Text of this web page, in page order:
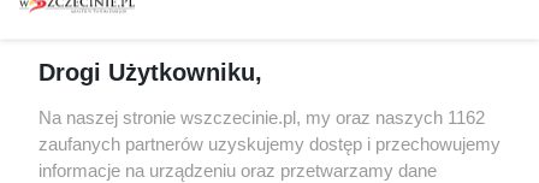
Spacery i oprowadzania
targi
Wernisaże
Więcej
Specjalny koncert z okazji
20. urodzin portalu
wSzczecinie.pl
Drogi Użytkowniku,
Na naszej stronie wszczecinie.pl, my oraz naszych 1162
zaufanych partnerów uzyskujemy dostęp i przechowujemy
informacje na urządzeniu oraz przetwarzamy dane